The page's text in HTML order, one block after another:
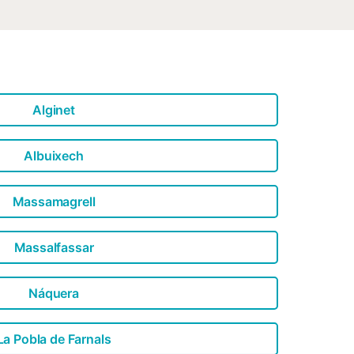
Alginet
Albuixech
Massamagrell
Massalfassar
Náquera
Pobla de Farnals